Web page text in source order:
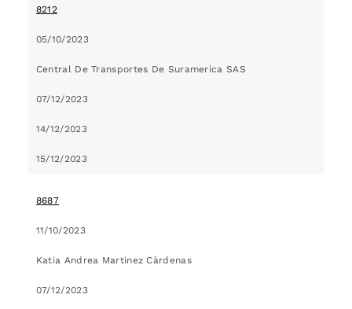
8212
05/10/2023
Central De Transportes De Suramerica SAS
07/12/2023
14/12/2023
15/12/2023
8687
11/10/2023
Katia Andrea Martinez Càrdenas
07/12/2023